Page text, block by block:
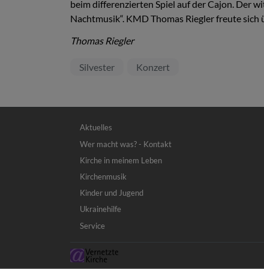
beim differenzierten Spiel auf der Cajon. Der
Nachtmusik“. KMD Thomas Riegler freute
Thomas Riegler
Silvester Konzert
Hauptnavigation
Aktuelles
Wer macht was? - Kontakt
Kirche in meinem Leben
Kirchenmusik
Kinder und Jugend
Ukrainehilfe
Service